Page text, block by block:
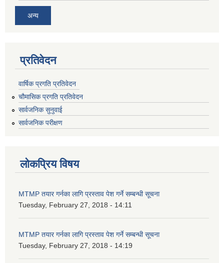
अन्य
प्रतिवेदन
वार्षिक प्रगति प्रतिवेदन
चौमासिक प्रगति प्रतिवेदन
सार्वजनिक सुनुवाई
सार्वजनिक परीक्षण
लोकप्रिय विषय
MTMP तयार गर्नका लागि प्रस्ताव पेश गर्ने सम्बन्धी सूचना
Tuesday, February 27, 2018 - 14:11
MTMP तयार गर्नका लागि प्रस्ताव पेश गर्ने सम्बन्धी सूचना
Tuesday, February 27, 2018 - 14:19